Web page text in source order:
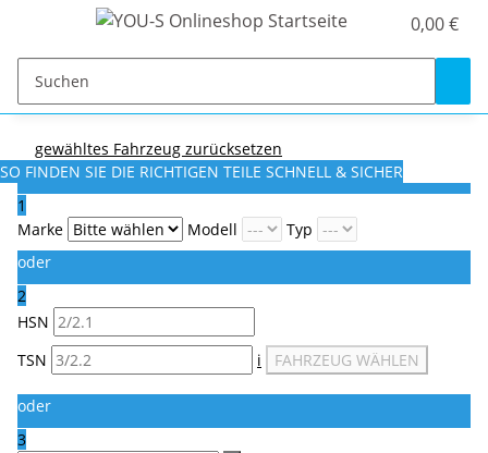
0,00 €
gewähltes Fahrzeug zurücksetzen
SO FINDEN SIE DIE RICHTIGEN TEILE SCHNELL & SICHER
1
Marke
Modell
Typ
oder
2
HSN
TSN
i FAHRZEUG WÄHLEN
oder
3